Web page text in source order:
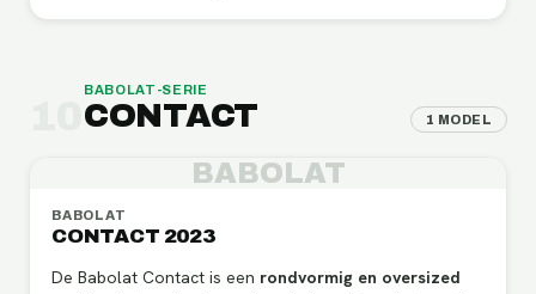
BABOLAT -SERIE
CONTACT 1 MODEL
BABOLAT
BABOLAT
CONTACT 2023
De Babolat Contact is een rondvormig en oversized